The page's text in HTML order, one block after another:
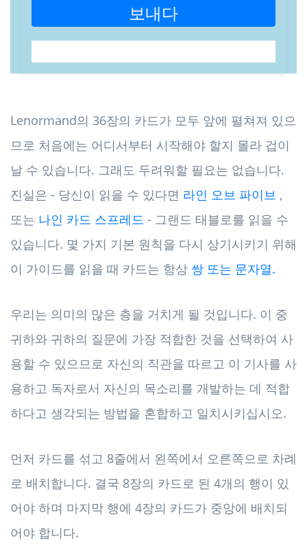
보내다
Lenormand의 36장의 카드가 모두 앞에 펼쳐져 있으
므로 처음에는 어디서부터 시작해야 할지 몰라 겁이
날 수 있습니다. 그래도 두려워할 필요는 없습니다.
진실은 - 당신이 읽을 수 있다면 라인 오브 파이브 ,
또는 나인 카드 스프레드 - 그랜드 태블로를 읽을 수
있습니다. 몇 가지 기본 원칙을 다시 상기시키기 위해
이 가이드를 읽을 때 카드는 항상 쌍 또는 문자열.
우리는 의미의 많은 층을 거치게 될 것입니다. 이 중
귀하와 귀하의 질문에 가장 적합한 것을 선택하여 사
용할 수 있으므로 자신의 직관을 따르고 이 기사를 사
용하고 독자로서 자신의 목소리를 개발하는 데 적합
하다고 생각되는 방법을 혼합하고 일치시키십시오.
먼저 카드를 섞고 8줄에서 왼쪽에서 오른쪽으로 차례
로 배치합니다. 결국 8장의 카드로 된 4개의 행이 있
어야 하며 마지막 행에 4장의 카드가 중앙에 배치되
어야 합니다.